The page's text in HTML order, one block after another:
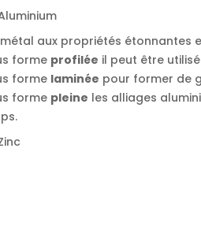
aux propriétés étonnantes
forme profilée il peut être
forme laminée pour former de
forme pleine les alliages